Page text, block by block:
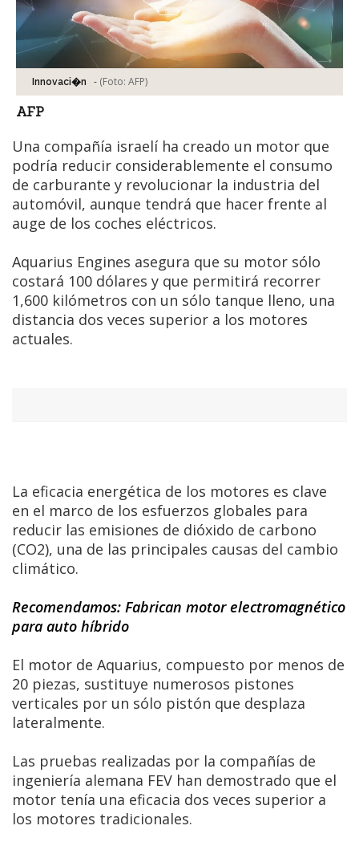
Innovaci�n - (Foto: AFP)
AFP
Una compañía israelí ha creado un motor que
podría reducir considerablemente el consumo
de carburante y revolucionar la industria del
automóvil, aunque tendrá que hacer frente al
auge de los coches eléctricos.
Aquarius Engines asegura que su motor sólo
costará 100 dólares y que permitirá recorrer
1,600 kilómetros con un sólo tanque lleno, una
distancia dos veces superior a los motores
actuales.
La eficacia energética de los motores es clave
en el marco de los esfuerzos globales para
reducir las emisiones de dióxido de carbono
(CO2), una de las principales causas del cambio
climático.
Recomendamos: Fabrican motor electromagnético
para auto híbrido
El motor de Aquarius, compuesto por menos de
20 piezas, sustituye numerosos pistones
verticales por un sólo pistón que desplaza
lateralmente.
Las pruebas realizadas por la compañías de
ingeniería alemana FEV han demostrado que el
motor tenía una eficacia dos veces superior a
los motores tradicionales.